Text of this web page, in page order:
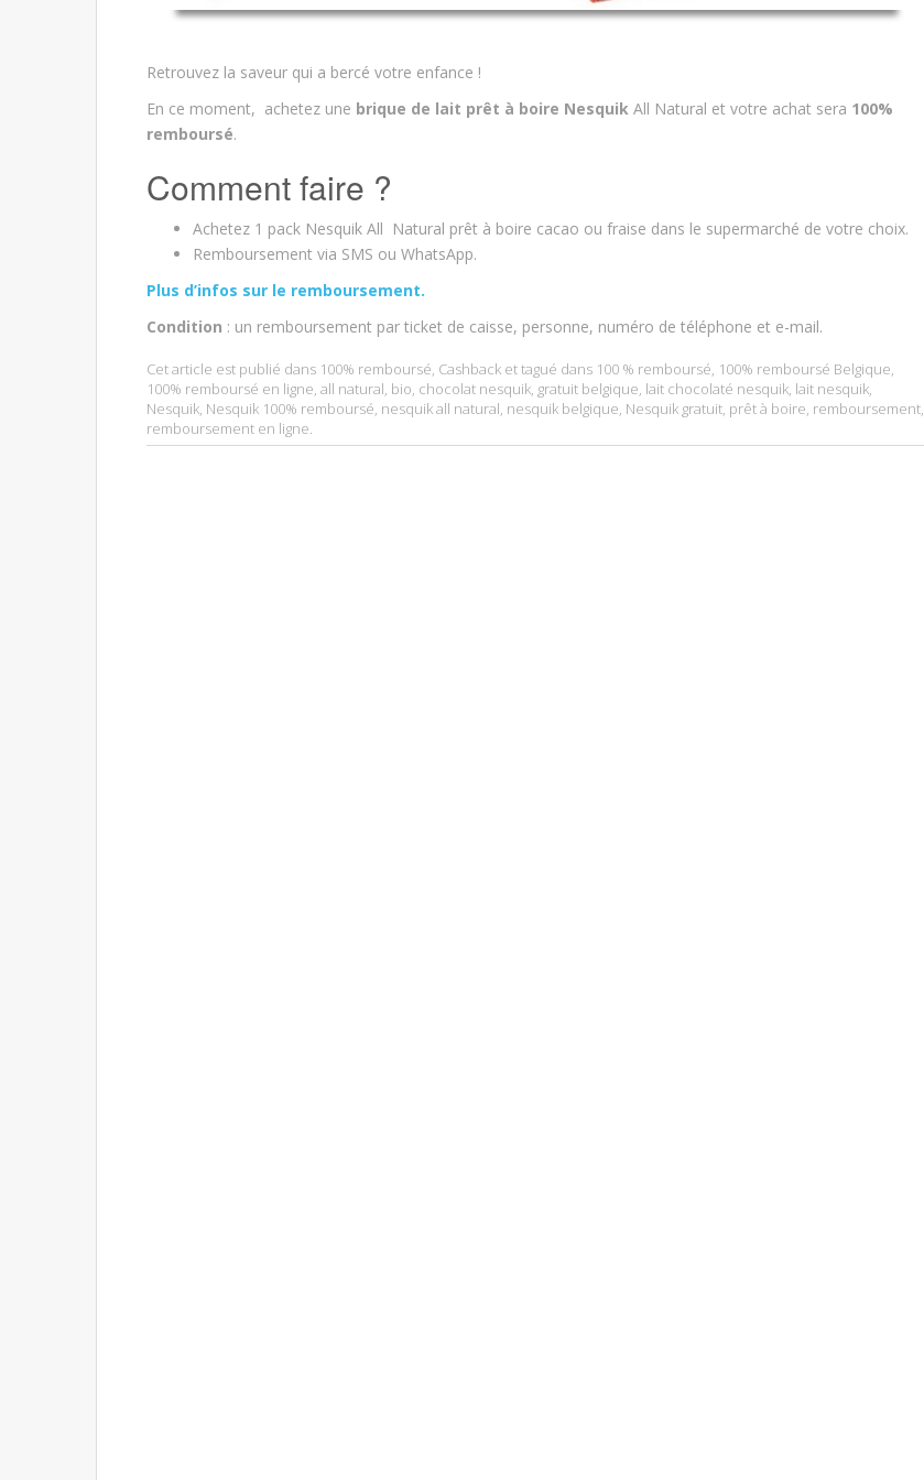
Retrouvez la saveur qui a bercé votre enfance !
En ce moment, achetez une brique de lait prêt à boire Nesquik All Natural et votre achat sera 100%
remboursé.
Comment faire ?
Achetez 1 pack Nesquik All Natural prêt à boire cacao ou fraise dans le supermarché de votre choix.
Remboursement via SMS ou WhatsApp.
Plus d’infos sur le remboursement.
Condition : un remboursement par ticket de caisse, personne, numéro de téléphone et e-mail.
Cet article est publié dans 100% remboursé, Cashback et tagué dans 100 % remboursé, 100% remboursé Belgique,
100% remboursé en ligne, all natural, bio, chocolat nesquik, gratuit belgique, lait chocolaté nesquik, lait nesquik,
Nesquik, Nesquik 100% remboursé, nesquik all natural, nesquik belgique, Nesquik gratuit, prêt à boire, remboursement,
remboursement en ligne.